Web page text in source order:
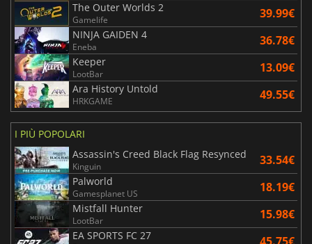
The Outer Worlds 2
Gamelife 39.99€
NINJA GAIDEN 4
Eneba 36.78€
Keeper
LootBar 13.09€
Ara History Untold
HRKGAME 49.55€
I PIÙ POPOLARI
Assassin's Creed Black Flag Resynced
Kinguin 33.54€
Palworld
Gamesplanet US 18.19€
Mistfall Hunter
LootBar 15.98€
EA SPORTS FC 27